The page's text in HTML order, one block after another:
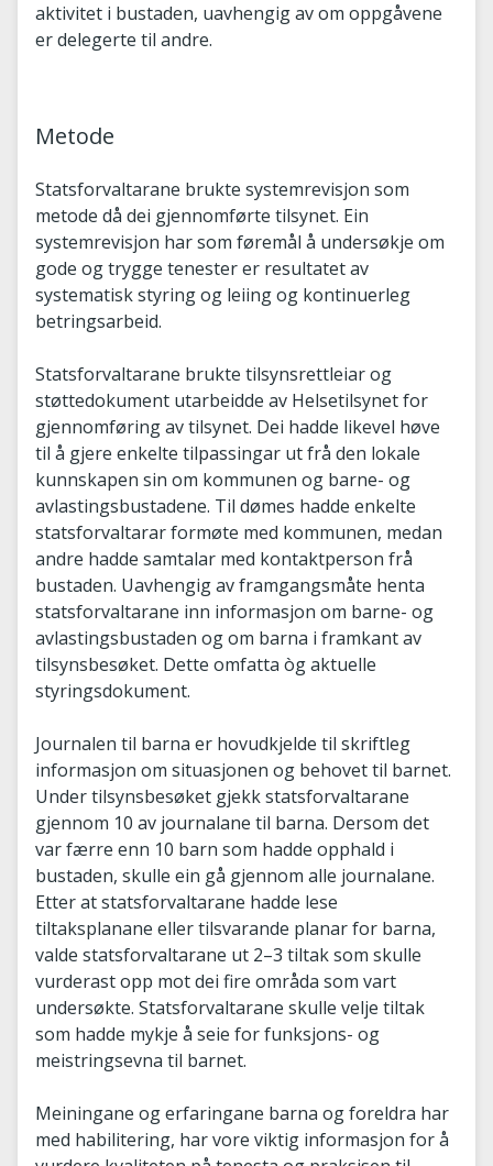
aktivitet i bustaden, uavhengig av om oppgåvene
er delegerte til andre.
Metode
Statsforvaltarane brukte systemrevisjon som
metode då dei gjennomførte tilsynet. Ein
systemrevisjon har som føremål å undersøkje om
gode og trygge tenester er resultatet av
systematisk styring og leiing og kontinuerleg
betringsarbeid.
Statsforvaltarane brukte tilsynsrettleiar og
støttedokument utarbeidde av Helsetilsynet for
gjennomføring av tilsynet. Dei hadde likevel høve
til å gjere enkelte tilpassingar ut frå den lokale
kunnskapen sin om kommunen og barne- og
avlastingsbustadene. Til dømes hadde enkelte
statsforvaltarar formøte med kommunen, medan
andre hadde samtalar med kontaktperson frå
bustaden. Uavhengig av framgangsmåte henta
statsforvaltarane inn informasjon om barne- og
avlastingsbustaden og om barna i framkant av
tilsynsbesøket. Dette omfatta òg aktuelle
styringsdokument.
Journalen til barna er hovudkjelde til skriftleg
informasjon om situasjonen og behovet til barnet.
Under tilsynsbesøket gjekk statsforvaltarane
gjennom 10 av journalane til barna. Dersom det
var færre enn 10 barn som hadde opphald i
bustaden, skulle ein gå gjennom alle journalane.
Etter at statsforvaltarane hadde lese
tiltaksplanane eller tilsvarande planar for barna,
valde statsforvaltarane ut 2–3 tiltak som skulle
vurderast opp mot dei fire områda som vart
undersøkte. Statsforvaltarane skulle velje tiltak
som hadde mykje å seie for funksjons- og
meistringsevna til barnet.
Meiningane og erfaringane barna og foreldra har
med habilitering, har vore viktig informasjon for å